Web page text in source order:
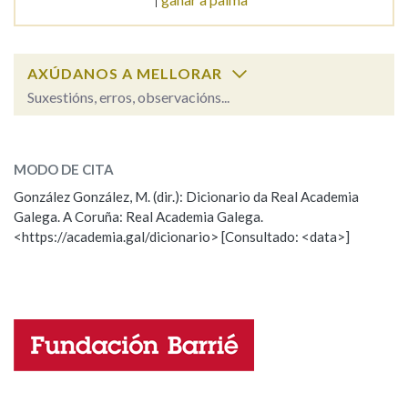
LIMPAR BUSCA
AXÚDANOS A MELLORAR
Suxestións, erros, observacións...
ESCOLLE UNHA OPCIÓN:
Observación Hai un erro na palabra
Propoño mellorar a definición
Nome
MODO DE CITA
González González, M. (dir.): Dicionario da Real Academia
Galega. A Coruña: Real Academia Galega.
<https://academia.gal/dicionario> [Consultado: <data>]